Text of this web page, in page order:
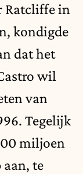
Ratcliffe in
kondigde
dat het
wil
van
Tegelijk
miljoen
te